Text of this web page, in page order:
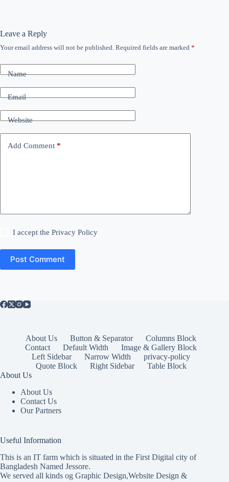
Leave a Reply
Your email address will not be published. Required fields are marked *
Name
Email
Website
Add Comment *
I accept thePrivacy Policy
Post Comment
About Us Button & Separator
Columns Block
Contact
Default Width
Image & Gallery Block
Left Sidebar
Narrow Width
privacy-policy
Quote Block
Right Sidebar
Table Block
About Us
About Us
Contact Us
Our Partners
Useful Information
This is an IT farm which is situated in the First Digital city of
Bangladesh Named Jessore.
We served all kinds og Graphic Design,Website Design &